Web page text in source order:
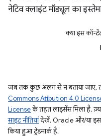
नेटिव क्लाइंट मॉड्यूल का
क्या इस
जब तक कुछ अलग से न बताया जाए,
Commons Attribution 4.0
Licenseके तहत लाइसेंस मिला है.
साइट नीतियांदेखें. Oracle और/या
किया हुआ ट्रेडमार्क है.